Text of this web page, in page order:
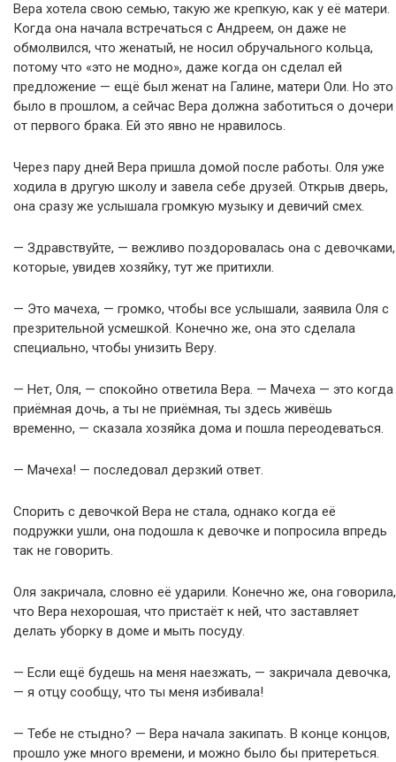
Вера хотела свою семью, такую же крепкую, как у её матери.
Когда она начала встречаться с Андреем, он даже не
обмолвился, что женатый, не носил обручального кольца,
потому что «это не модно», даже когда он сделал ей
предложение — ещё был женат на Галине, матери Оли. Но это
было в прошлом, а сейчас Вера должна заботиться о дочери
от первого брака. Ей это явно не нравилось.
Через пару дней Вера пришла домой после работы. Оля уже
ходила в другую школу и завела себе друзей. Открыв дверь,
она сразу же услышала громкую музыку и девичий смех.
— Здравствуйте, — вежливо поздоровалась она с девочками,
которые, увидев хозяйку, тут же притихли.
— Это мачеха, — громко, чтобы все услышали, заявила Оля с
презрительной усмешкой. Конечно же, она это сделала
специально, чтобы унизить Веру.
— Нет, Оля, — спокойно ответила Вера. — Мачеха — это когда
приёмная дочь, а ты не приёмная, ты здесь живёшь
временно, — сказала хозяйка дома и пошла переодеваться.
— Мачеха! — последовал дерзкий ответ.
Спорить с девочкой Вера не стала, однако когда её
подружки ушли, она подошла к девочке и попросила впредь
так не говорить.
Оля закричала, словно её ударили. Конечно же, она говорила,
что Вера нехорошая, что пристаёт к ней, что заставляет
делать уборку в доме и мыть посуду.
— Если ещё будешь на меня наезжать, — закричала девочка,
— я отцу сообщу, что ты меня избивала!
— Тебе не стыдно? — Вера начала закипать. В конце концов,
прошло уже много времени, и можно было бы притереться.